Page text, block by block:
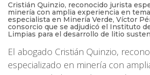
Cristián Quinzio, reconocido jurista
minería con amplia experiencia en
especialista en Minería Verde, Víctor
consorcio que se adjudicó el Instituto
Limpias para el desarrollo de litio
El abogado Cristián Quinzio,
especializado en minería con